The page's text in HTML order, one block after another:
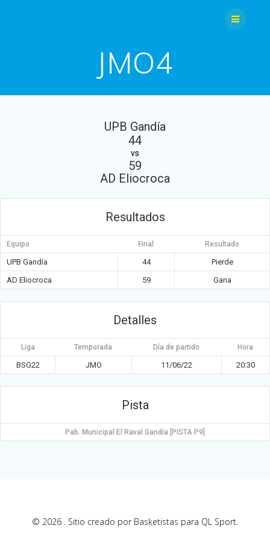
JMO4
UPB Gandía
44
vs
59
AD Eliocroca
Resultados
Equipo Final Resultado
UPB Gandía 44
Pierde
AD Eliocroca
59 Gana
Detalles
Liga Temporada Día de partido Hora
BSG22 JMO 11/06/22 20:30
Pista
Pab. Municipal El Raval Gandía [PISTA P9]
© 2026 . Sitio creado por Basketistas para QL Sport.